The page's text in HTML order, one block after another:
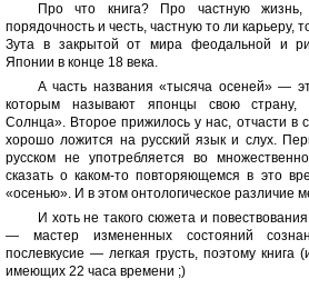
Про что книга? Про частную жизнь,
порядочность и честь, частную то ли карьеру,
Зута в закрытой от мира феодальной и
Японии в конце 18 века.
А часть названия «тысяча осеней» —
которым называют японцы свою страну,
Солнца». Второе прижилось у нас, отчасти в
хорошо ложится на русский язык и слух.
русском не употребляется во
сказать о каком-то повторяющемся в это
«осенью». И в этом онтологическое различие
И хоть не такого сюжета и
— мастер измененных состояний
послевкусие — легкая грусть, поэтому книга
имеющих 22 часа времени ;)